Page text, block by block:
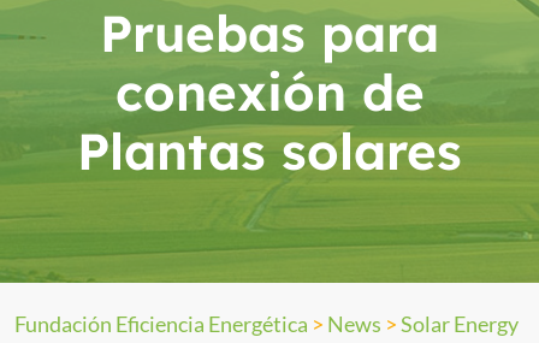
Pruebas para
conexión de
Plantas solares
Fundación Eficiencia Energética > News >Solar Energy